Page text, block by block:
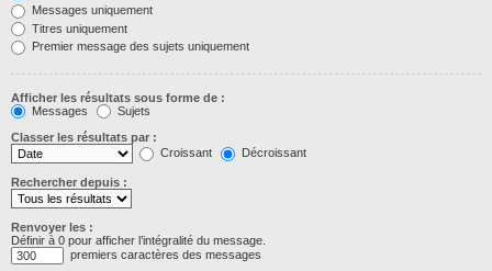
Messages uniquement
Titres uniquement
Premier message des sujets uniquement
Afficher les résultats sous forme de :
Messages
Sujets
Classer les résultats par :
Croissant
Décroissant
Rechercher depuis :
Renvoyer les :
Définir à 0 pour afficher l’intégralité du message.
premiers caractères des messages